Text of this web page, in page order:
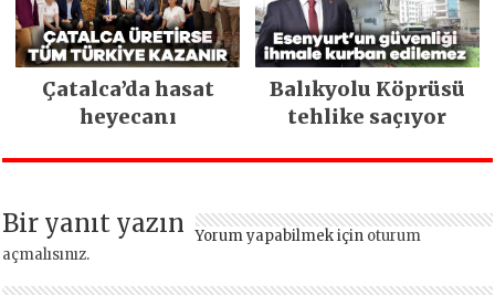
Çatalca’da hasat
heyecanı
Balıkyolu Köprüsü
tehlike saçıyor
Bir yanıt yazın Yorum yapabilmek için oturum
açmalısınız.